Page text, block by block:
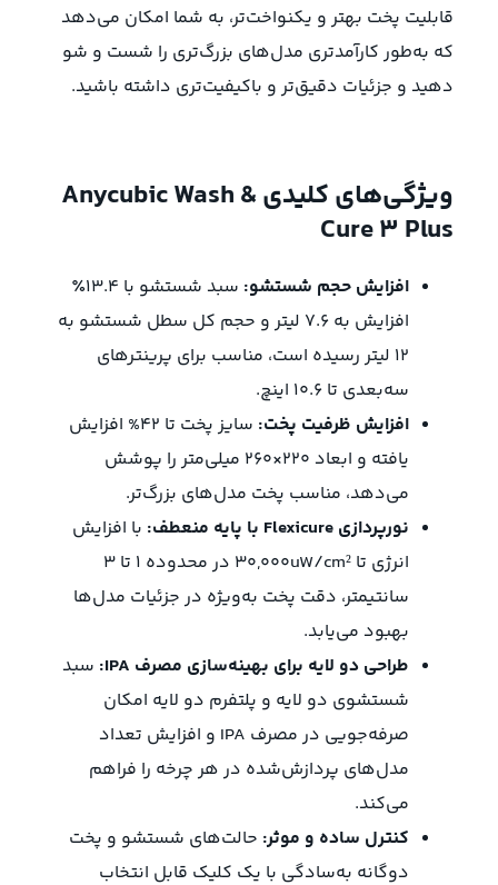
قابلیت پخت بهتر و یکنواخت‌تر، به شما امکان می‌دهد
که به‌طور کارآمدتری مدل‌های بزرگ‌تری را شست و شو
دهید و جزئیات دقیق‌تر و باکیفیت‌تری داشته باشید.
ویژگی‌های کلیدی Anycubic Wash &
Cure 3 Plus
افزایش حجم شستشو:
سبد شستشو با 13.4٪
افزایش به 7.6 لیتر و حجم کل سطل شستشو به
12 لیتر رسیده است، مناسب برای پرینترهای
سه‌بعدی تا 10.6 اینچ.
افزایش ظرفیت پخت:
سایز پخت تا 42% افزایش
یافته و ابعاد 220×260 میلی‌متر را پوشش
می‌دهد، مناسب پخت مدل‌های بزرگ‌تر.
نورپردازی Flexicure با پایه منعطف:
با افزایش
انرژی تا 30,000uW/cm² در محدوده 1 تا 3
سانتیمتر، دقت پخت به‌ویژه در جزئیات مدل‌ها
بهبود می‌یابد.
طراحی دو لایه برای بهینه‌سازی مصرف IPA:
سبد
شستشوی دو لایه و پلتفرم دو لایه امکان
صرفه‌جویی در مصرف IPA و افزایش تعداد
مدل‌های پردازش‌شده در هر چرخه را فراهم
می‌کند.
کنترل ساده و موثر: حالت‌های شستشو و پخت
دوگانه به‌سادگی با یک کلیک قابل انتخاب